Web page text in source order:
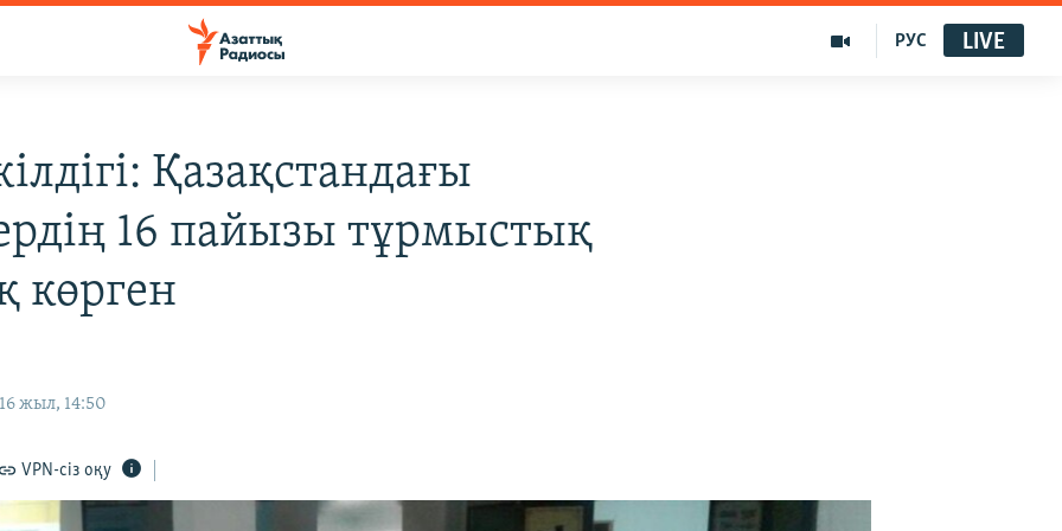
РУС LIVE
Қазақстандағы
16 пайызы тұрмыстық
көрген
жыл, 14:50
VPN-сіз оқу